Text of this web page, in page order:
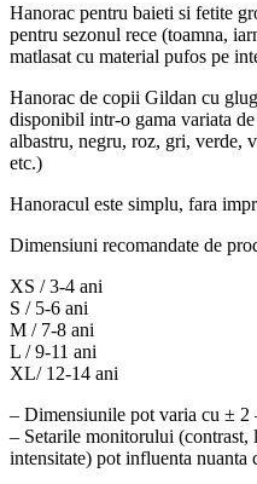
Hanorac pentru baieti si fetite
pentru sezonul rece (toamna,
matlasat cu material pufos pe
Hanorac de copii Gildan cu
disponibil intr-o gama variata
albastru, negru, roz, gri, verde,
etc.)
Hanoracul este simplu, fara
Dimensiuni recomandate de
XS / 3-4 ani
S / 5-6 ani
M / 7-8 ani
L / 9-11 ani
XL/ 12-14 ani
– Dimensiunile pot varia cu ± 2
– Setarile monitorului (contrast,
intensitate) pot influenta nuanta